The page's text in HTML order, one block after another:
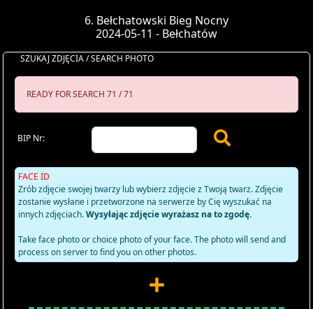
6. Bełchatowski Bieg Nocny
2024-05-11 - Bełchatów
SZUKAJ ZDJĘCIA / SEARCH PHOTO
READY FOR SEARCH 71 / 71
BIP Nr:
FACE ID
Zrób zdjęcie swojej twarzy lub wybierz zdjęcie z Twoją twarz. Zdjęcie
zostanie wysłane i przetworzone na serwerze by Cię wyszukać na
innych zdjęciach.Wysyłając zdjęcie wyrażasz na to zgodę.
Take face photo or choice photo of your face. The photo will send and
process on server to find you on other photos.